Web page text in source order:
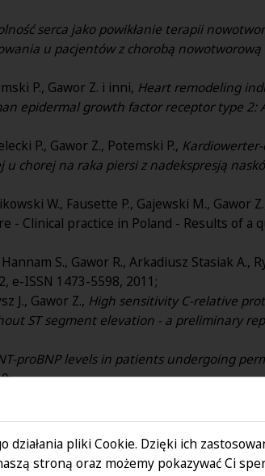
serca jako powikłanie terapii
u pacjentów z chorobą
P., Gawor Z. i inni, Heart remodeling
epidermal growth factor receptor type 2:
P., Gawor Z., Potemski P.,
chorej na raka piersi z nadekspresją
W., Fausette P., Gajewski M., Gawor
Clinical practice in Poland - Results of a
S., Gawor R., Arkadiusz Stasiak A.,
e-ISSN 1473-5598, 2011;
J., Gawor Z., High sensitivity C-relative
ST segment elevation - a preliminary
proBNP levels in patients undergoing
B-Type Natriuretic Peptide as a Marker of
of atrial natriuretic peptide
działania pliki Cookie. Dzięki ich
stroną oraz możemy pokazywać Ci